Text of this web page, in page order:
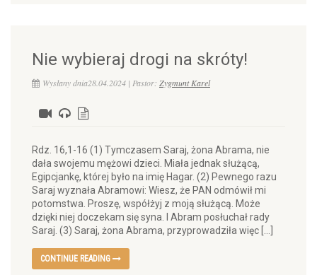
Nie wybieraj drogi na skróty!
Wysłany dnia28.04.2024 | Pastor: Zygmunt Karel
Rdz. 16,1-16 (1) Tymczasem Saraj, żona Abrama, nie
dała swojemu mężowi dzieci. Miała jednak służącą,
Egipcjankę, której było na imię Hagar. (2) Pewnego razu
Saraj wyznała Abramowi: Wiesz, że PAN odmówił mi
potomstwa. Proszę, współżyj z moją służącą. Może
dzięki niej doczekam się syna. I Abram posłuchał rady
Saraj. (3) Saraj, żona Abrama, przyprowadziła więc […]
CONTINUE READING